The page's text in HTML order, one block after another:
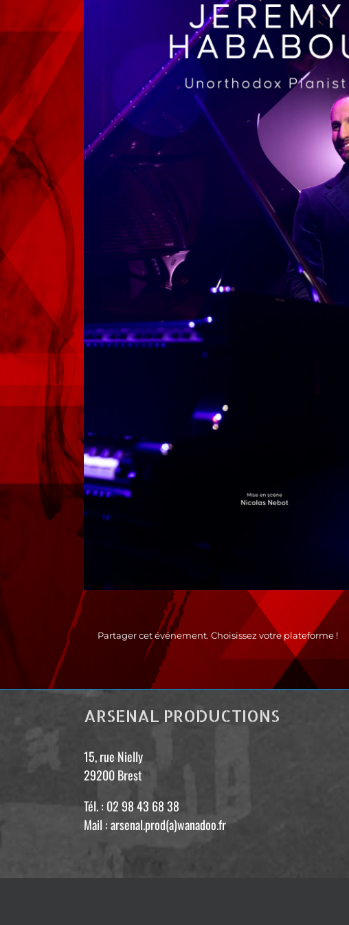
Partager cet événement. Choisissez votre plateforme !
ARSENAL PRODUCTIONS
15, rue Nielly
29200 Brest
Tél. : 02 98 43 68 38
Mail : arsenal.prod(a)wanadoo.fr